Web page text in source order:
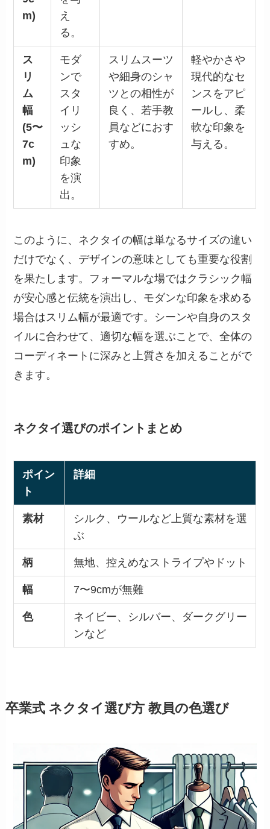
m)
え
る。
ス
リ
ム
幅
(5〜
7c
m)
モダ
ンで
スタ
イリ
ッシ
ュな
印象
を演
出。
スリムスーツ
や細身のシャ
ツとの相性が
良く、若手教
員などにおす
すめ。
軽やかさや
現代的なセ
ンスをアピ
ールし、柔
軟な印象を
与える。
このように、ネクタイの幅は単なるサイズの違い
だけでなく、デザインの意味としても重要な役割
を果たします。フォーマルな場ではクラシック幅
が安心感と伝統を演出し、モダンな印象を求める
場合はスリム幅が最適です。シーンや自身のスタ
イルに合わせて、適切な幅を選ぶことで、全体の
コーディネートに深みと上質さを加えることがで
きます。
ネクタイ選びのポイントまとめ
ポイン
ト
詳細
素材
シルク、ウールなど上質な素材を選
ぶ
柄 無地、控えめなストライプやドット
幅 7〜9cmが無難
色
ネイビー、シルバー、ダークグリー
ンなど
卒業式 ネクタイ選び方 教員の色選び